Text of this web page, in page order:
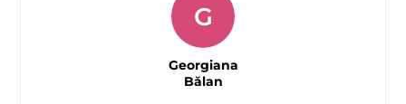
G
Georgiana
Bălan